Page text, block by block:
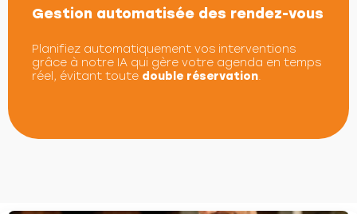
Gestion automatisée des rendez-vous
Planifiez automatiquement vos interventions
grâce à notre IA qui gère votre agenda en temps
réel, évitant toute double réservation.